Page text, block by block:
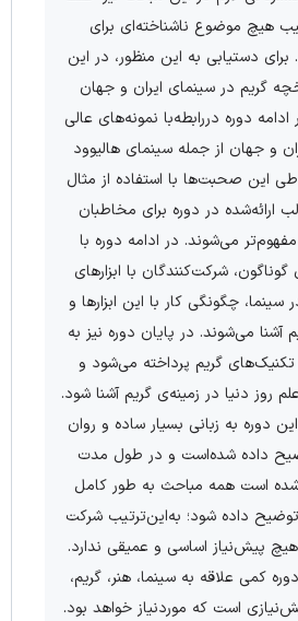
هیچ موضوع ناشناخته­‌ای برای
دستیابی به این منظور، در این
گریم در سینمای ایران و جهان
دوره دررابطه‌با نمونه‌­های عالی
و جهان از جمله سینمای هالیوود
این صحبت‌­ها با استفاده از مثال­‌
ارائه‌شده در دوره برای مخاطبان
می‌­شوند. در ادامه دوره با
گوناگون، شرکت‌­کنندگان با ابزارهای
سینما، چگونگی کار با این ابزارها و
آشنا می­‌شوند. در پایان دوره نیز به
گریم پرداخته می‌­شود و
روز دنیا در زمینه‌ی گریم آشنا شود.
دوره به زبانی بسیار ساده و روان
داده شده‌است و در طول مدت
است همه مباحث به طور کامل
داده شود؛ به‌این‌ترتیب شرکت
هیچ پیش­‌نیاز اساسی و عمیقی ندارد.
کمی علاقه به سینما، هنر، گریم،
است که موردنیاز خواهد بود.